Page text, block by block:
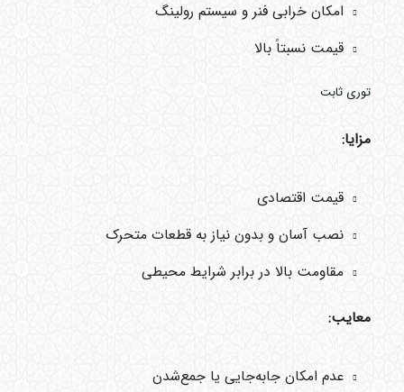
امکان خرابی فنر و سیستم رولینگ
قیمت نسبتاً بالا
توری ثابت
مزایا:
قیمت اقتصادی
نصب آسان و بدون نیاز به قطعات متحرک
مقاومت بالا در برابر شرایط محیطی
معایب:
عدم امکان جابه‌جایی یا جمع‌شدن